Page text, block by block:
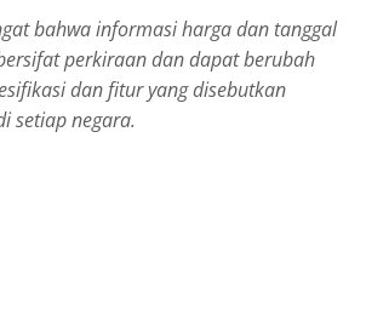
bahwa informasi harga dan tanggal
perkiraan dan dapat berubah
dan fitur yang disebutkan
setiap negara.